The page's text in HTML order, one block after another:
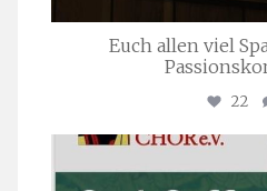
Euch allen viel
22
Juli